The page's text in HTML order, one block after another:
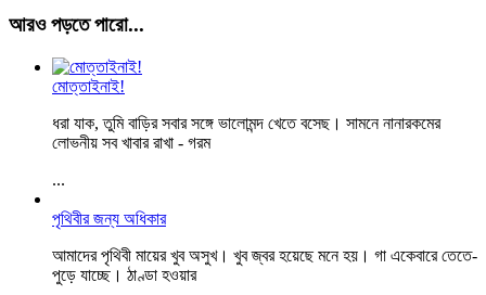
আরও পড়তে পারো...
মোত্তাইনাই!
ধরা যাক, তুমি বাড়ির সবার সঙ্গে ভালোমন্দ খেতে বসেছ। সামনে নানারকমের
লোভনীয় সব খাবার রাখা - গরম
...
পৃথিবীর জন্য অধিকার
আমাদের পৃথিবী মায়ের খুব অসুখ। খুব জ্বর হয়েছে মনে হয়। গা একেবারে তেতে-
পুড়ে যাচ্ছে। ঠাণ্ডা হওয়ার